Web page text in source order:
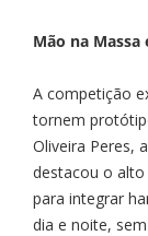
Mão na Massa
A competição
tornem
Oliveira Peres,
destacou o
para integrar
dia e noite,